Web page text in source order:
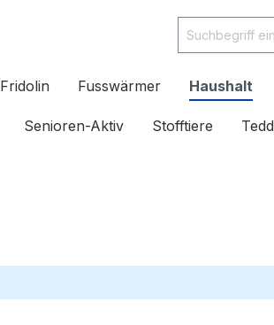
Fridolin Fusswärmer Haushalt
Senioren-Aktiv Stofftiere